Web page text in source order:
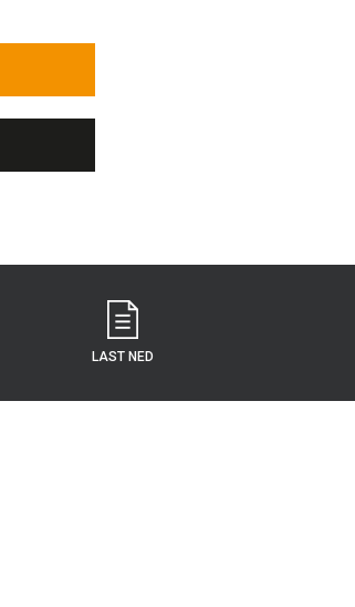
LAST NED